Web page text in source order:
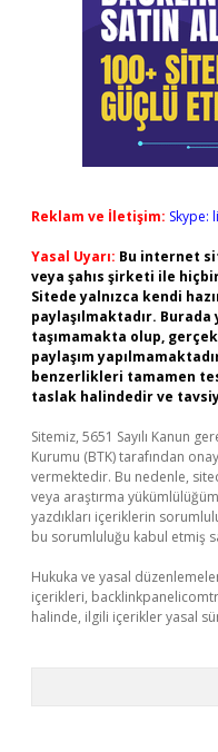
Reklam ve İletişim: Skype:
Yasal Uyarı: Bu internet
veya şahıs şirketi ile
Sitede yalnızca kendi
paylaşılmaktadır.
taşımamakta olup,
paylaşım
benzerlikleri tamamen
taslak halindedir ve
Sitemiz, 5651 Sayılı Kanun
Kurumu (BTK) tarafından
vermektedir. Bu nedenle,
veya araştırma
yazdıkları içeriklerin
bu sorumluluğu kabul etmiş
Hukuka ve yasal
içerikleri,
halinde, ilgili içerikler yasal